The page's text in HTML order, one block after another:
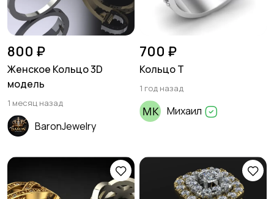
800 ₽
Женское Кольцо 3D
модель
1 месяц назад
BaronJewelry
700 ₽
Кольцо Т
1 год назад
Михаил